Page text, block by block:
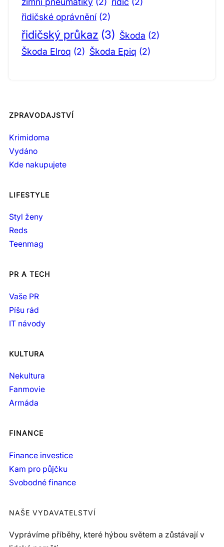
řidičské oprávnění (2)
řidičský průkaz (3) Škoda (2)
Škoda Elroq (2) Škoda Epiq (2)
ZPRAVODAJSTVÍ
Krimidoma
Vydáno
Kde nakupujete
LIFESTYLE
Styl ženy
Reds
Teenmag
PR A TECH
Vaše PR
Píšu rád
IT návody
KULTURA
Nekultura
Fanmovie
Armáda
FINANCE
Finance investice
Kam pro půjčku
Svobodné finance
NAŠE VYDAVATELSTVÍ
Vyprávíme příběhy, které hýbou světem a zůstávají v